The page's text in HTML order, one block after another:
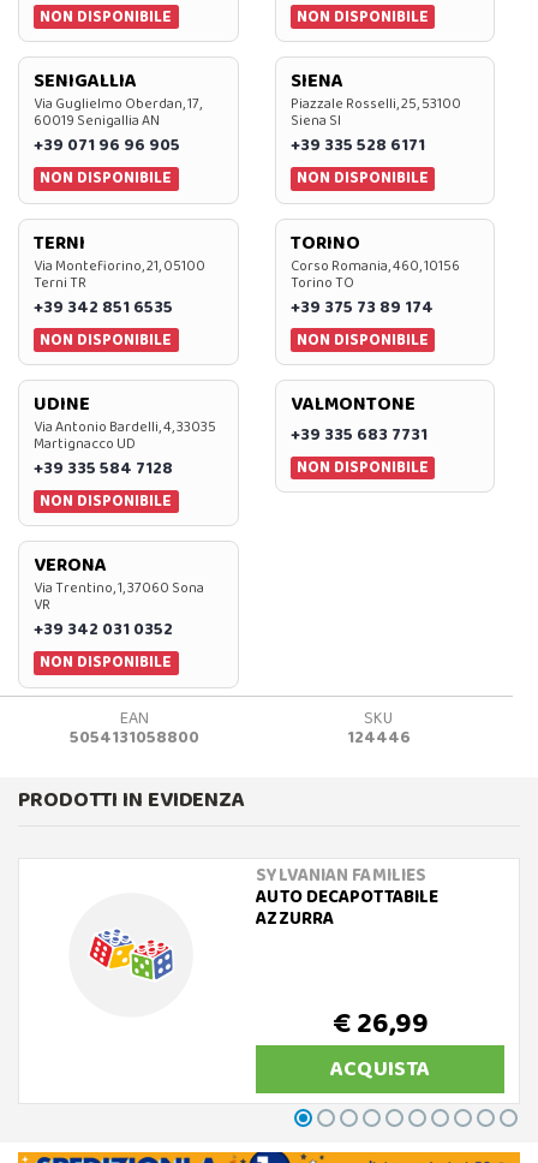
NON DISPONIBILE NON DISPONIBILE
SENIGALLIA
Via Guglielmo Oberdan, 17,
60019 Senigallia AN
+39 071 96 96 905
NON DISPONIBILE
SIENA
Piazzale Rosselli, 25, 53100
Siena SI
+39 335 528 6171
NON DISPONIBILE
TERNI
Via Montefiorino, 21, 05100
Terni TR
+39 342 851 6535
NON DISPONIBILE
TORINO
Corso Romania, 460, 10156
Torino TO
+39 375 73 89 174
NON DISPONIBILE
UDINE
Via Antonio Bardelli, 4, 33035
Martignacco UD
+39 335 584 7128
NON DISPONIBILE
VALMONTONE
+39 335 683 7731
NON DISPONIBILE
VERONA
Via Trentino, 1, 37060 Sona
VR
+39 342 031 0352
NON DISPONIBILE
EAN
5054131058800
SKU
124446
PRODOTTI IN EVIDENZA
SYLVANIAN FAMILIES
AUTO DECAPOTTABILE
AZZURRA
€ 26,99
ACQUISTA